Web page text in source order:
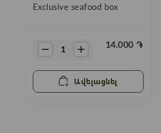
Exclusive seafood box
14.000 ֏
Ավելացնել